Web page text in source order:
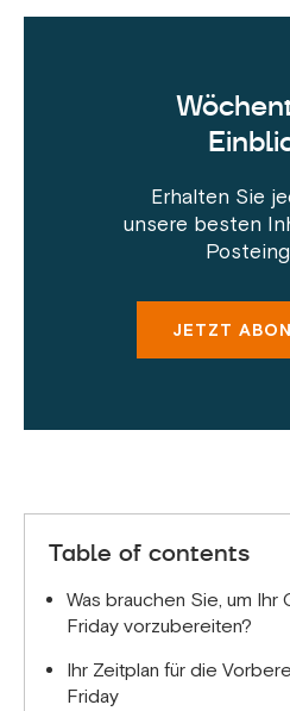
Erhalten Sie
unsere besten
JETZT
Table of contents
Was brauchen Sie, um
Friday vorzubereiten?
Ihr Zeitplan für die
Friday